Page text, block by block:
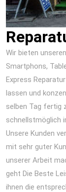
Wir bieten
Smartphons,
Express
lassen und
selben Tag fertig
schnellstmöglich
Unsere Kunden
mit sehr guter
unserer Arbeit
geht Die Beste
ihnen die